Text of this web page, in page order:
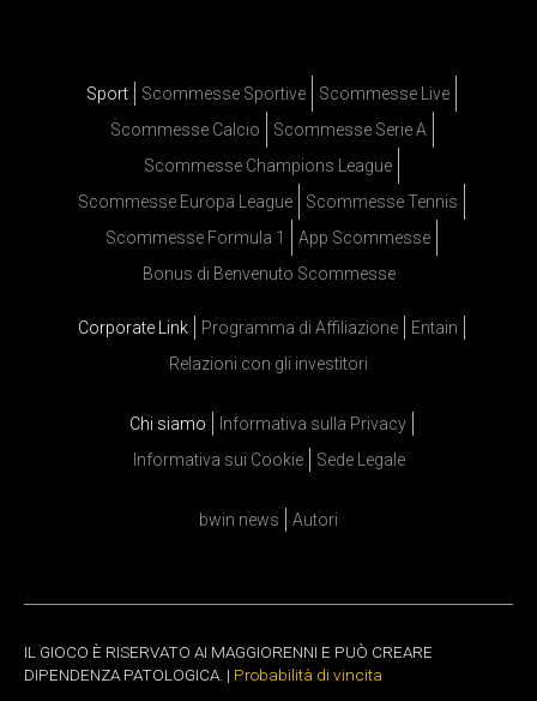
Sport Scommesse Sportive
Scommesse Live
Scommesse Calcio
Scommesse Serie A
Scommesse Champions League
Scommesse Europa League
Scommesse Tennis
Scommesse Formula 1
App Scommesse
Bonus di Benvenuto Scommesse
Corporate Link Programma di Affiliazione
Entain
Relazioni con gli investitori
Chi siamo
Informativa sulla Privacy
Informativa sui Cookie
Sede Legale
bwin news Autori
IL GIOCO È RISERVATO AI MAGGIORENNI E PUÒ CREARE
DIPENDENZA PATOLOGICA. | Probabilità di vincita